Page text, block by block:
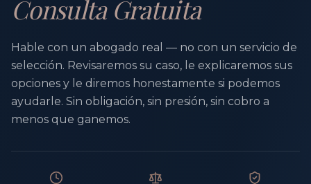
Consulta Gratuita
Hable con un abogado real — no con un servicio de
selección. Revisaremos su caso, le explicaremos sus
opciones y le diremos honestamente si podemos
ayudarle. Sin obligación, sin presión, sin cobro a
menos que ganemos.